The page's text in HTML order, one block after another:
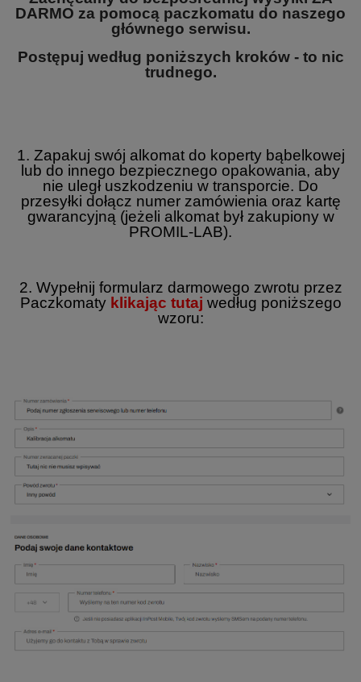
DARMO za pomocą paczkomatu do naszego
głównego serwisu.
Postępuj według poniższych kroków - to nic
trudnego.
1. Zapakuj swój alkomat do koperty bąbelkowej
lub do innego bezpiecznego opakowania, aby
nie uległ uszkodzeniu w transporcie. Do
przesyłki dołącz numer zamówienia oraz kartę
gwarancyjną (jeżeli alkomat był zakupiony w
PROMIL-LAB).
2. Wypełnij formularz darmowego zwrotu przez
Paczkomaty klikając tutaj według poniższego
wzoru: